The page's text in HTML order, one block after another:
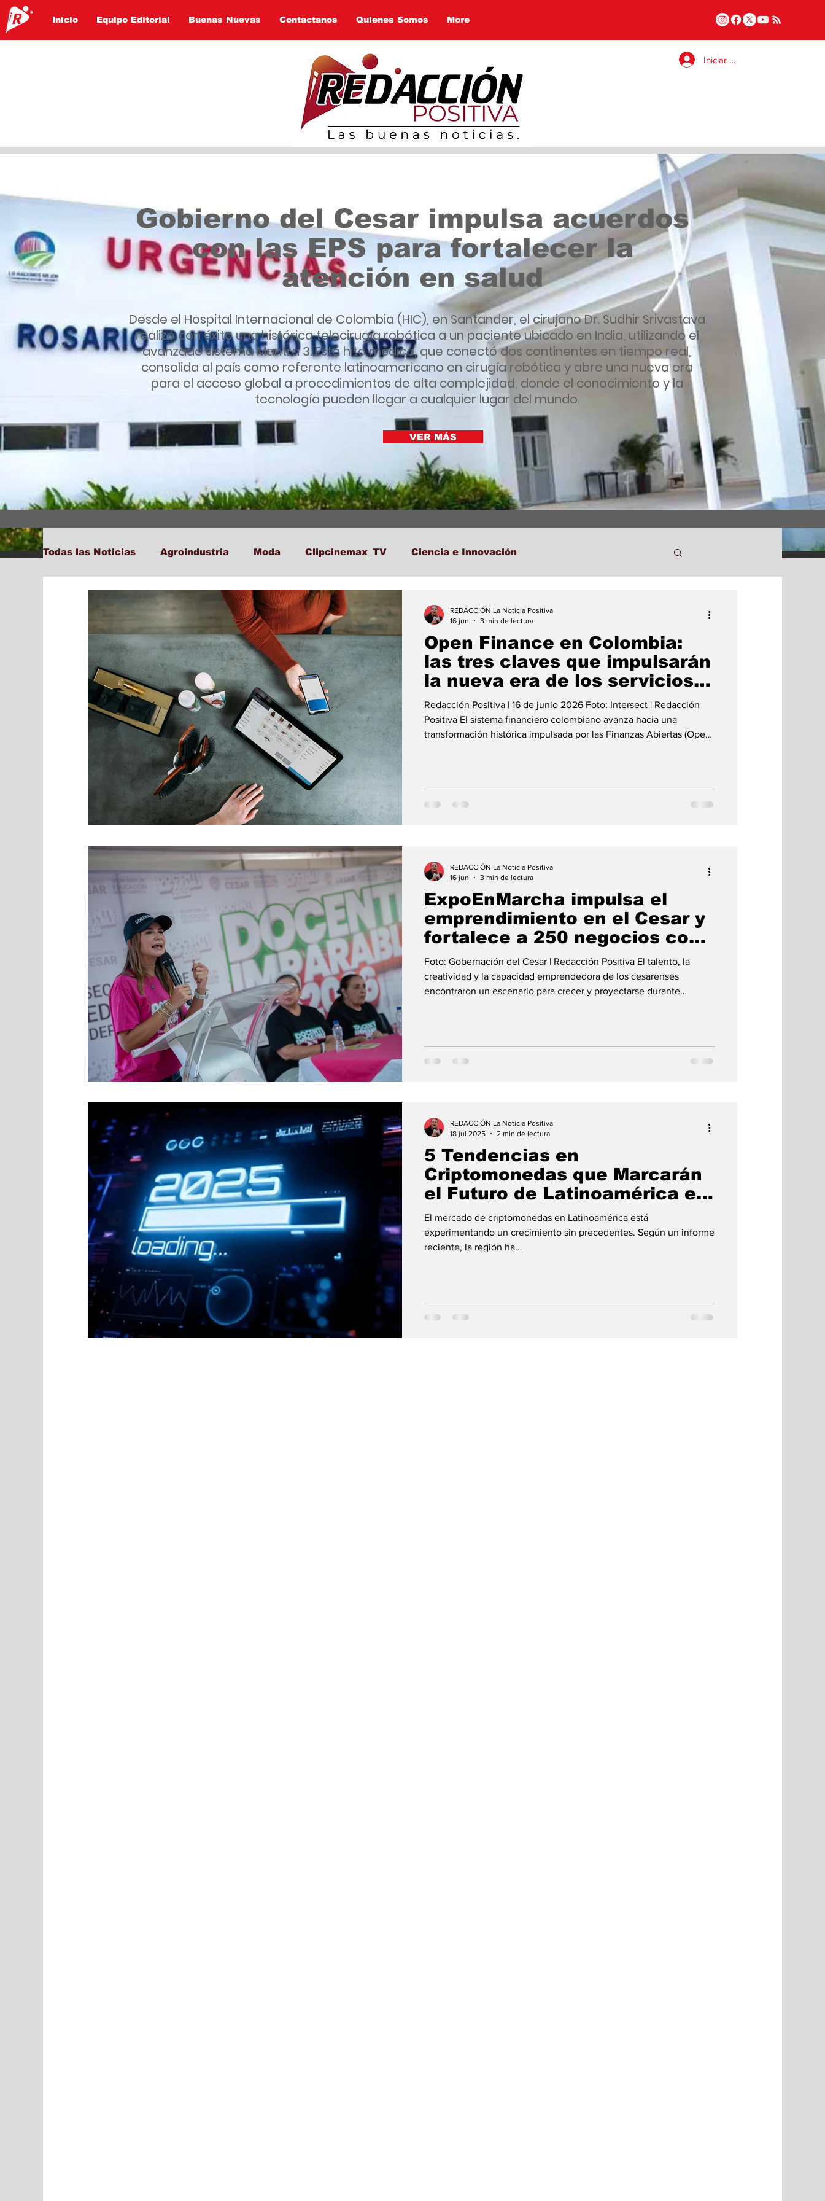
Inicio Equipo Editorial Buenas Nuevas Contactanos Quienes Somos More
Iniciar sesión
Gobierno del Cesar impulsa acuerdos
con las EPS para fortalecer la
atención en salud
Desde el Hospital Internacional de Colombia (HIC), en Santander, el cirujano Dr. Sudhir Srivastava
realizó con éxito una histórica telecirugía robótica a un paciente ubicado en India, utilizando el
avanzado sistema Mantra 3. Este hito médico, que conectó dos continentes en tiempo real,
consolida al país como referente latinoamericano en cirugía robótica y abre una nueva era
para el acceso global a procedimientos de alta complejidad, donde el conocimiento y la
tecnología pueden llegar a cualquier lugar del mundo.
VER MÁS
Todas las Noticias Agroindustria Moda Clipcinemax_TV Ciencia e Innovación
Tecnología y Transformación Digital Lo Ultimo
Cultura Salud Educación Turismo Economía Economía Política Arte
Farandula Internacional Folclore Regional Educación Ciencia Transporte
Actualidad Locales
Open Finance en Colombia:
las tres claves que impulsarán
la nueva era de los servicios
financieros
Redacción Positiva | 16 de junio 2026 Foto: Intersect | Redacción
Positiva El sistema financiero colombiano avanza hacia una
transformación histórica impulsada por las Finanzas Abiertas (Open
adultos en Colombia tiene acceso a algún producto financiero y
existen más de 54,7 mill
REDACCIÓN La Noticia Positiva
16 jun
3 min de lectura
ExpoEnMarcha impulsa el
emprendimiento en el Cesar y
fortalece a 250 negocios con
nuevas oportunidades de
crecimiento
Foto: Gobernación del Cesar | Redacción Positiva El talento, la
creatividad y la capacidad emprendedora de los cesarenses
encontraron un escenario para crecer y proyectarse durante
fortalecer el tejido empresarial y abrir nuevas oportunidades de
desarrollo económico. La Plaza de Banderas María
REDACCIÓN La Noticia Positiva
16 jun
3 min de lectura
5 Tendencias en
Criptomonedas que Marcarán
el Futuro de Latinoamérica en
2025
El mercado de criptomonedas en Latinoamérica está
experimentando un crecimiento sin precedentes. Según un informe
reciente, la región ha...
REDACCIÓN La Noticia Positiva
18 jul 2025
2 min de lectura